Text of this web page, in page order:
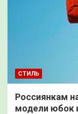
СТИЛЬ
Россиянкам
модели юбок